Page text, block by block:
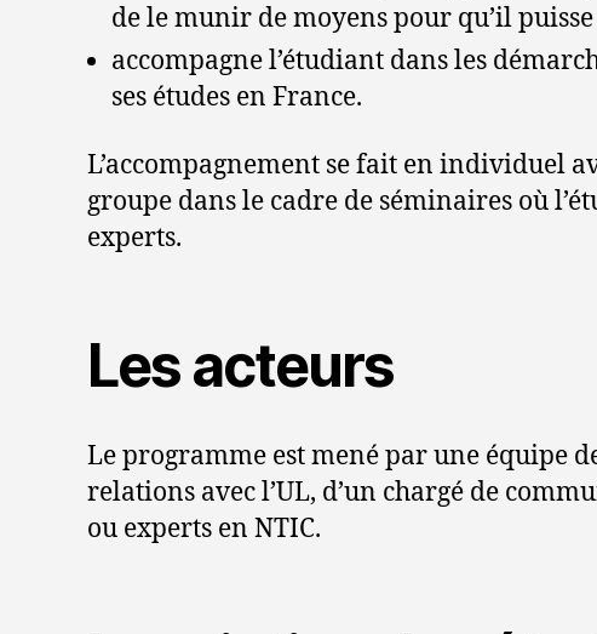
de le munir de moyens pour qu’il
accompagne l’étudiant dans les
ses études en France.
L’accompagnement se fait en individuel
groupe dans le cadre de séminaires où
experts.
Les acteurs
Le programme est mené par une équipe
relations avec l’UL, d’un chargé de
ou experts en NTIC.